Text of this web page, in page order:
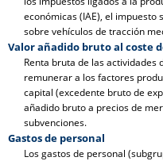
económicas (IAE), el impuesto
sobre vehículos de tracción
Valor añadido bruto al coste
Renta bruta de las actividades
remunerar a los factores
capital (excedente bruto de
añadido bruto a precios de
subvenciones.
Gastos de personal
Los gastos de personal